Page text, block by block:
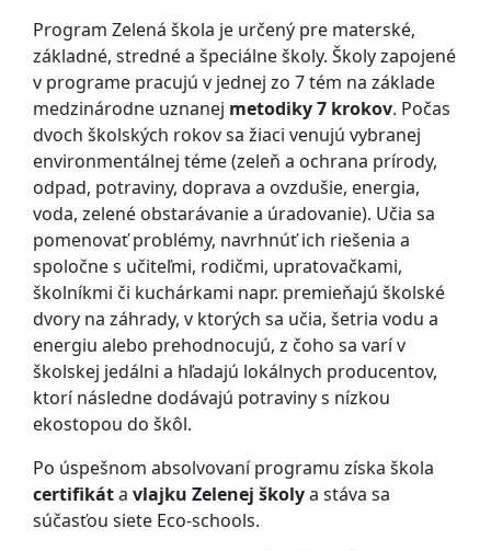
Program Zelená škola je určený pre materské,
základné, stredné a špeciálne školy. Školy zapojené
v programe pracujú v jednej zo 7 tém na základe
medzinárodne uznanej metodiky 7 krokov. Počas
dvoch školských rokov sa žiaci venujú vybranej
environmentálnej téme (zeleň a ochrana prírody,
odpad, potraviny, doprava a ovzdušie, energia,
voda, zelené obstarávanie a úradovanie). Učia sa
pomenovať problémy, navrhnúť ich riešenia a
spoločne s učiteľmi, rodičmi, upratovačkami,
školníkmi či kuchárkami napr. premieňajú školské
dvory na záhrady, v ktorých sa učia, šetria vodu a
energiu alebo prehodnocujú, z čoho sa varí v
školskej jedálni a hľadajú lokálnych producentov,
ktorí následne dodávajú potraviny s nízkou
ekostopou do škôl.
Po úspešnom absolvovaní programu získa škola
certifikáta vlajku Zelenej školya stáva sa
súčasťou siete Eco-schools.